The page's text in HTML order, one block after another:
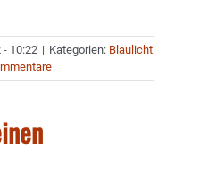
- 10:22 | Kategorien: Blaulicht